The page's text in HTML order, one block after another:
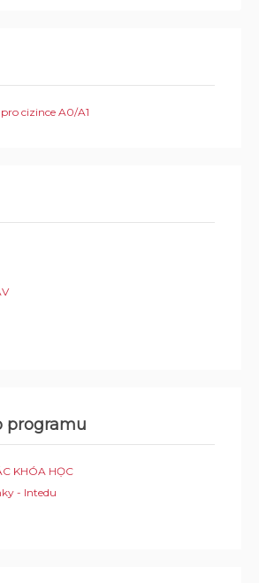
cizince A0/A1
programu
KHÓA HỌC
- Intedu